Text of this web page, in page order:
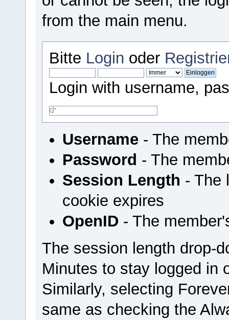
from the main menu.
Bitte Login oder
Login with username,
Username- The
Password - The
Session Length - The
cookie expires
OpenID - The
The session length drop-
Minutes to stay logged in
Similarly, selecting
same as checking the